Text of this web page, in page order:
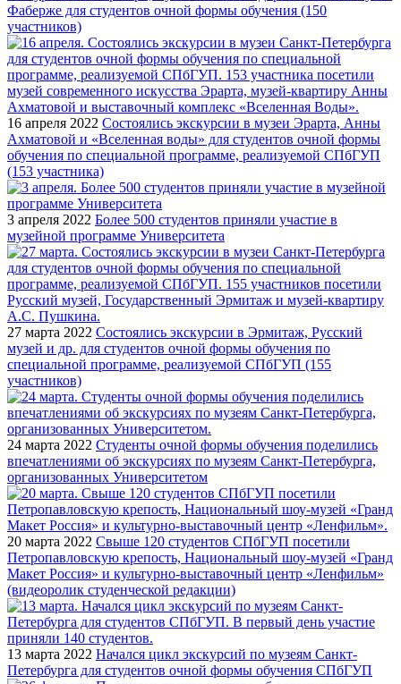
Фаберже для студентов очной формы обучения (150
участников)
16 апреля 2022 Состоялись экскурсии в музеи Эрарта, Анны
Ахматовой и «Вселенная воды» для студентов очной формы
обучения по специальной программе, реализуемой СПбГУП
(153 участника)
3 апреля 2022 Более 500 студентов приняли участие в
музейной программе Университета
27 марта 2022 Состоялись экскурсии в Эрмитаж, Русский
музей и др. для студентов очной формы обучения по
специальной программе, реализуемой СПбГУП (155
участников)
24 марта 2022 Студенты очной формы обучения поделились
впечатлениями об экскурсиях по музеям Санкт-Петербурга,
организованных Университетом
20 марта 2022 Свыше 120 студентов СПбГУП посетили
Петропавловскую крепость, Национальный шоу-музей «Гранд
Макет Россия» и культурно-выставочный центр «Ленфильм»
(видеоролик студенческой редакции)
13 марта 2022 Начался цикл экскурсий по музеям Санкт-
Петербурга для студентов очной формы обучения СПбГУП